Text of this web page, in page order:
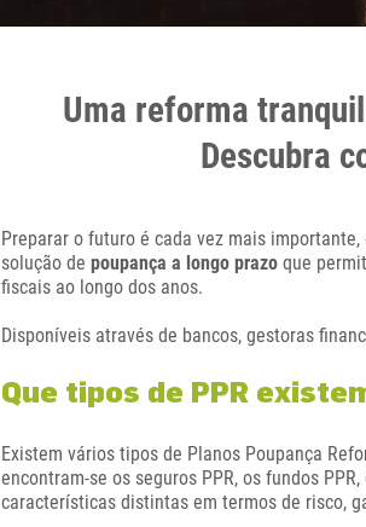
Uma reforma
Descubra
Preparar o futuro é cada vez mais
solução depoupança a longo prazo que
fiscais ao longo dos anos.
Disponíveis através de bancos, gestoras
Que tipos de PPR
Existem vários tipos de Planos Poupança
encontram-se os seguros PPR, os fundos
características distintas em termos de risco,